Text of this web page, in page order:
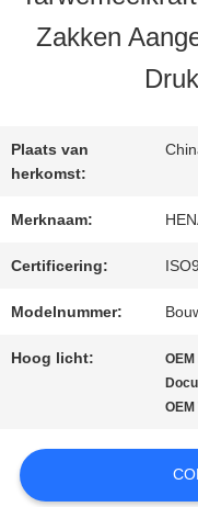
ONS
NIEUWS
Zakken
Plaats van
herkomst:
Merknaam:
Certificering:
Modelnummer:
Hoog licht: